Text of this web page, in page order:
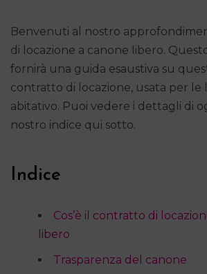
Benvenuti al nostro
di locazione a canone libero.
fornirà una guida esaustiva su
contratto di locazione, usata per le
abitativo. Puoi vedere i dettagli di
nostro indice qui sotto.
Indice
Cos’è il contratto di
libero
Trasparenza del canone